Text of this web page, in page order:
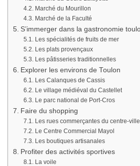
Marché du Mourillon
Marché de la Faculté
S’immerger dans la gastronomie
Les spécialités de fruits de mer
Les plats provençaux
Les pâtisseries traditionnelles
Explorer les environs de Toulon
Les Calanques de Cassis
Le village médiéval du Castellet
Le parc national de Port-Cros
Faire du shopping
Les rues commerçantes du centre-ville
Le Centre Commercial Mayol
Les boutiques artisanales
Profiter des activités sportives
La voile